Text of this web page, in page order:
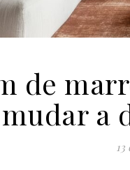
de
a